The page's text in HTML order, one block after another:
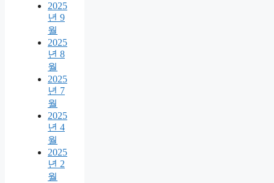
2025
년 9
월
2025
년 8
월
2025
년 7
월
2025
년 4
월
2025
년 2
월